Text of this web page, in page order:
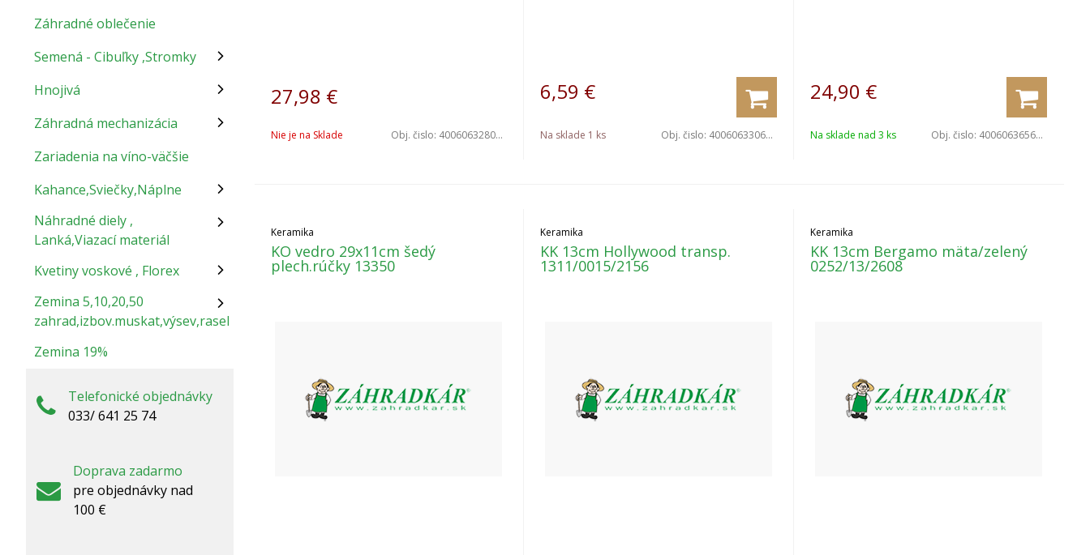
27,98 €
Nie je na Sklade Obj. čislo: 4006063280867
6,59 €
Na sklade 1 ks Obj. čislo: 4006063306994
24,90 €
Na sklade nad 3 ks Obj. čislo: 4006063656327
Keramika
KO vedro 29x11cm šedý
plech.rúčky 13350
Keramika
KK 13cm Hollywood transp.
1311/0015/2156
Keramika
KK 13cm Bergamo mäta/zelený
0252/13/2608
Záhradné oblečenie
Semená - Cibuľky ,Stromky
Hnojivá
Záhradná mechanizácia
Zariadenia na víno-väčšie
Kahance,Sviečky,Náplne
Náhradné diely ,
Lanká,Viazací materiál
Kvetiny voskové , Florex
Zemina 5,10,20,50
zahrad,izbov.muskat,výsev,rasel
Zemina 19%
Telefonické objednávky
033/ 641 25 74
Doprava zadarmo
pre objednávky nad
100 €